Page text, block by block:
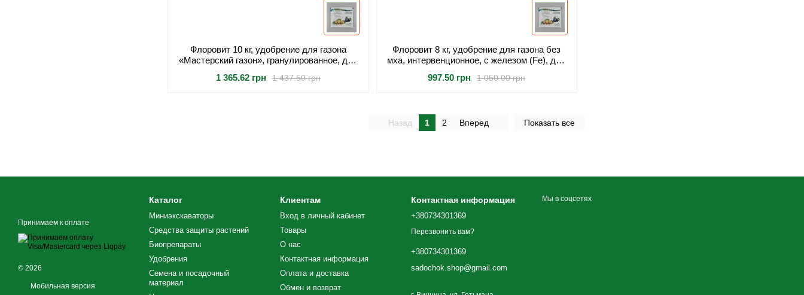
Флоровит 10 кг, удобрение для газона
«Мастерский газон», гранулированное, для
1 437.50 грн
1 365.62 грн
Флоровит 8 кг, удобрение для газона без
мха, интервенционное, с железом (Fe), для
1 050.00 грн
997.50 грн
Назад 1 2 Вперед Показать все
Принимаем к оплате
© 2026
Мобильная версия
Каталог
Миниэкскаваторы
Средства защиты растений
Биопрепараты
Удобрения
Семена и посадочный
материал
Клиентам
Вход в личный кабинет
Товары
О нас
Контактная информация
Оплата и доставка
Обмен и возврат
Контактная информация
+380734301369
Перезвонить вам?
+380734301369
sadochok.shop@gmail.com
Мы в соцсетях